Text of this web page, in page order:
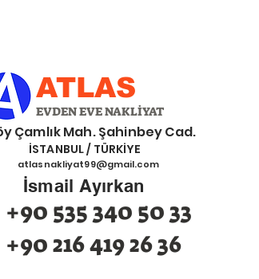
ATLAS
EVDEN EVE NAKLİYAT
Mah. Şahinbey Cad.
İSTANBUL / TÜRKİYE
atlasnakliyat99@gmail.com
İsmail Ayırkan
+90 535 340 50 33
+90 216 419 26 36